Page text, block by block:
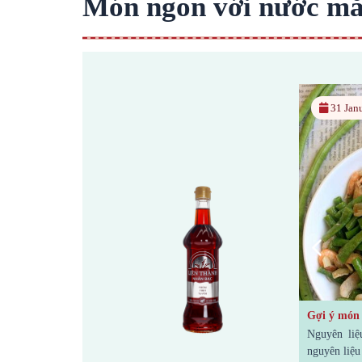
Món ngon với nước
Gợi ý món ăn: Cá kèo chiên giòn chấm
Gợi ý món ăn: Đậu
Nguyên liệu: Cách
nguyên liệu Bước 2:
31 January, 2024